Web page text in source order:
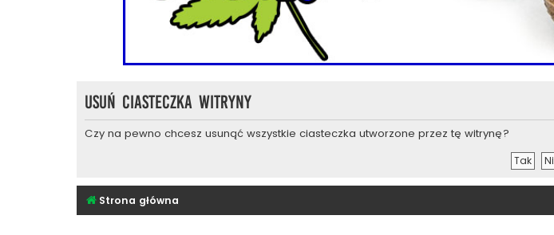
Usuń ciasteczka witryny
Czy na pewno chcesz usunąć wszystkie ciasteczka utworzone przez tę witrynę?
Strona główna